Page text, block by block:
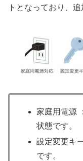
トとなっており、
家庭用電源
状態です。
設定変更キ
です。